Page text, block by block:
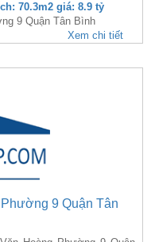
70.3m2 giá: 8.9 tỷ
9 Quận Tân Bình
Xem chi tiết
9 Quận Tân